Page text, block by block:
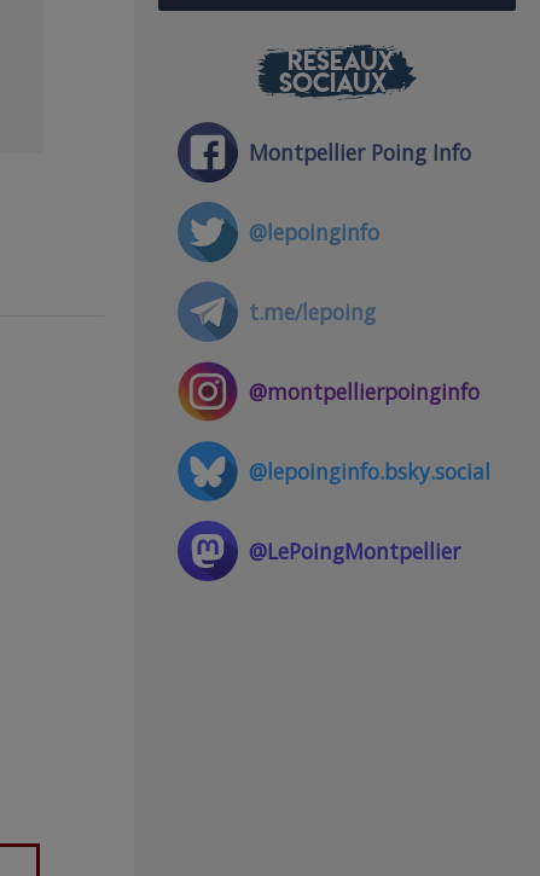
RÉSEAUX
SOCIAUX
Montpellier Poing Info
@lepoinginfo
t.me/lepoing
@montpellierpoinginfo
@lepoinginfo.bsky.social
@LePoingMontpellier